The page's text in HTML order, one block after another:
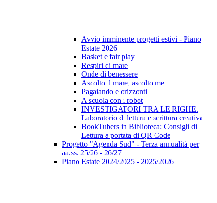
Avvio imminente progetti estivi - Piano
Estate 2026
Basket e fair play
Respiri di mare
Onde di benessere
Ascolto il mare, ascolto me
Pagaiando e orizzonti
A scuola con i robot
INVESTIGATORI TRA LE RIGHE.
Laboratorio di lettura e scrittura creativa
BookTubers in Biblioteca: Consigli di
Lettura a portata di QR Code
Progetto "Agenda Sud" - Terza annualità per
aa.ss. 25/26 - 26/27
Piano Estate 2024/2025 - 2025/2026